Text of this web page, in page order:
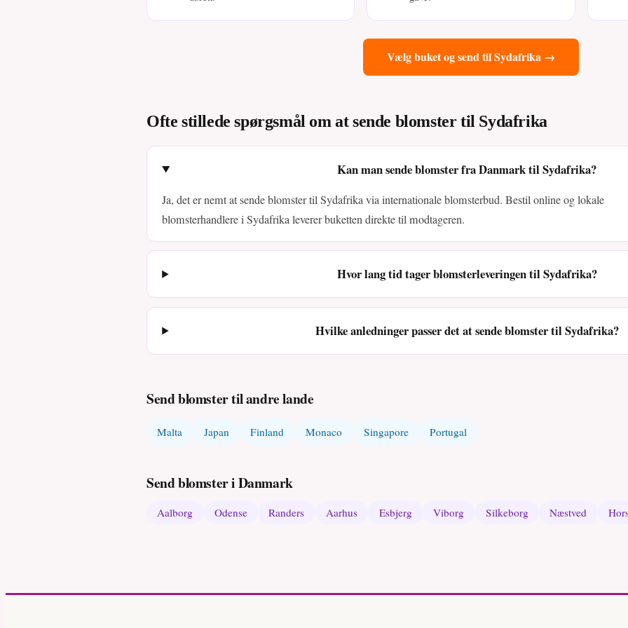
Vælg buket og send til Sydafrika →
Ofte stillede spørgsmål om at sende blomster til Sydafrika
Kan man sende blomster fra Danmark til Sydafrika?
Ja, det er nemt at sende blomster til Sydafrika via internationale blomsterbud. Bestil online og lokale
blomsterhandlere i Sydafrika leverer buketten direkte til modtageren.
Hvor lang tid tager blomsterleveringen til Sydafrika?
Hvilke anledninger passer det at sende blomster til Sydafrika?
Send blomster til andre lande
Malta Japan Finland Monaco Singapore Portugal
Send blomster i Danmark
Aalborg Odense Randers Aarhus Esbjerg Viborg Silkeborg Næstved